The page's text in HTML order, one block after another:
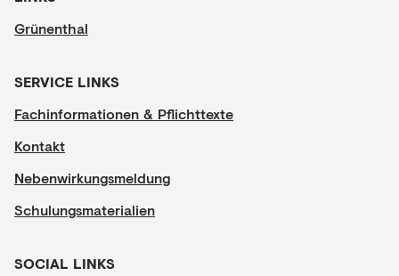
Grünenthal
SERVICE LINKS
Fachinformationen & Pflichttexte
Kontakt
Nebenwirkungsmeldung
Schulungsmaterialien
SOCIAL LINKS